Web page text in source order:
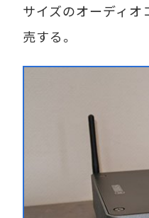
サイズのオーディオ
売する。